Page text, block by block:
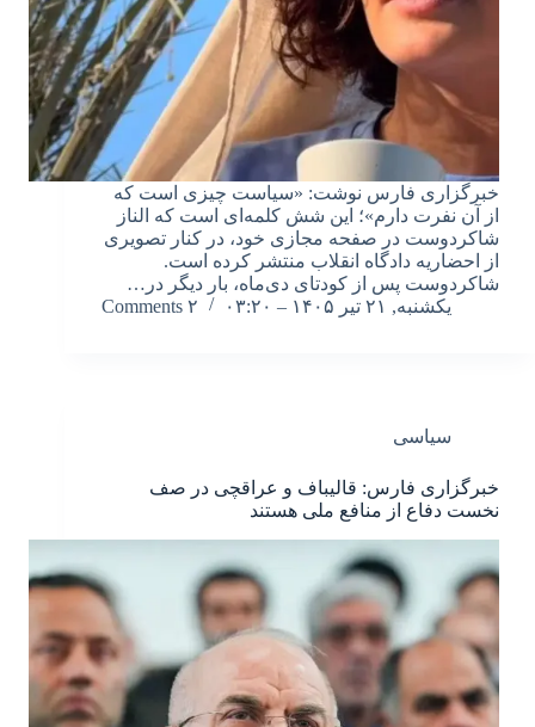
خبرگزاری فارس نوشت: «سیاست چیزی است که
از آن نفرت دارم»؛ این شش کلمه‌ای است که الناز
شاکردوست در صفحه مجازی خود، در کنار تصویری
از احضاریه دادگاه انقلاب منتشر کرده است.
شاکردوست پس از کودتای دی‌ماه، بار دیگر در…
یکشنبه, ۲۱ تیر ۱۴۰۵ – ۰۳:۲۰
۲ Comments
سیاسی
خبرگزاری فارس: قالیباف و عراقچی در صف
نخست دفاع از منافع ملی هستند